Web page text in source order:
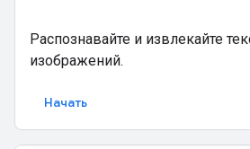
Распознавайте и извлекайте
изображений.
Начать